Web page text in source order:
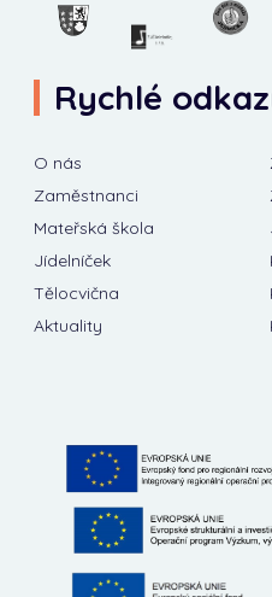
Rychlé
O nás
Zaměstnanci
Mateřská škola
Jídelníček
Tělocvična
Aktuality